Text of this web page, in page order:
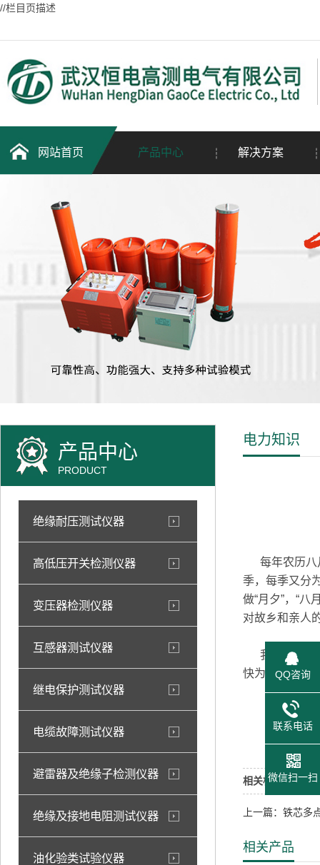
//栏目页描述
网站首页 产品中心 解决方案
产品中心
PRODUCT
绝缘耐压测试仪器
高低压开关检测仪器
变压器检测仪器
互感器测试仪器
继电保护测试仪器
电缆故障测试仪器
避雷器及绝缘子检测仪器
绝缘及接地电阻测试仪器
油化验类试验仪器
电力知识
每年农历八
季，每季又分
做“月夕”，“
对故乡和亲人
我司2014年9
快为您解决。
武
相关标签：
上一篇：铁芯多
相关产品
QQ咨询
联系电话
微信扫一扫